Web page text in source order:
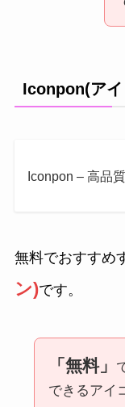
Iconpon(ア
Iconpon – 高品
無料でおすすめ
ン)です。
「無料」
できるアイ